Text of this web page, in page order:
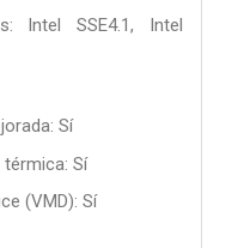
Intel SSE4.1, Intel
Sí
Sí
(VMD): Sí